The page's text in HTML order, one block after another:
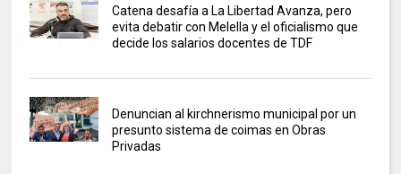
Catena desafía a La Libertad Avanza, pero
evita debatir con Melella y el oficialismo que
decide los salarios docentes de TDF
Denuncian al kirchnerismo municipal por un
presunto sistema de coimas en Obras
Privadas